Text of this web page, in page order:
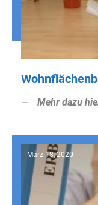
Mehr dazu
März 18, 2020